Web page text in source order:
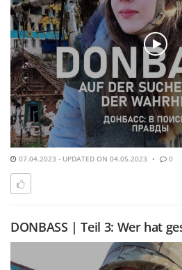
07.04.2023 - UPDATED ON 04.05.2023 0
DONBASS | Teil 3: Wer hat